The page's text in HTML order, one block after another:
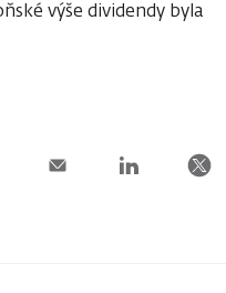
výše dividendy byla